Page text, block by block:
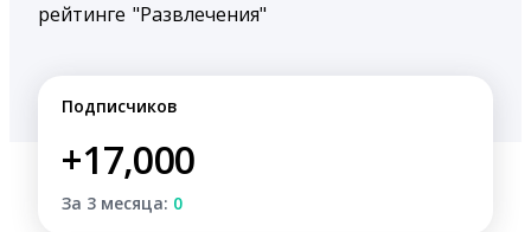
рейтинге "Развлечения"
Подписчиков
+17,000
За 3 месяца: 0